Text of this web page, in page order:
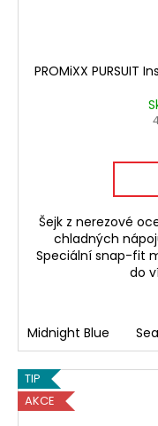
PROMiXX PURSUIT
Šejk z nerezové
chladných
Speciální snap-fit
do
Midnight Blue
TIP
AKCE